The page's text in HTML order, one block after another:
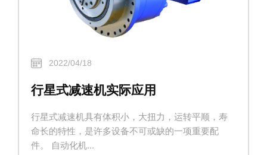
2022/04/18
行星式减速机实际应用
行星式减速机具有体积小，大扭力，运转平顺，寿
命长的特性，是许多设备不可或缺的一项重要配
件。 自动化机...